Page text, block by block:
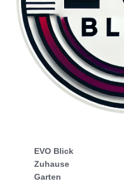
EVO Blick
Zuhause
Garten